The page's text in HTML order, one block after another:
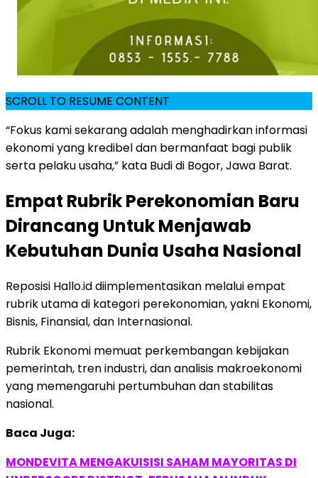
SCROLL TO RESUME CONTENT
“Fokus kami sekarang adalah menghadirkan informasi
ekonomi yang kredibel dan bermanfaat bagi publik
serta pelaku usaha,” kata Budi di Bogor, Jawa Barat.
Empat Rubrik Perekonomian Baru
Dirancang Untuk Menjawab
Kebutuhan Dunia Usaha Nasional
Reposisi Hallo.id diimplementasikan melalui empat
rubrik utama di kategori perekonomian, yakni Ekonomi,
Bisnis, Finansial, dan Internasional.
Rubrik Ekonomi memuat perkembangan kebijakan
pemerintah, tren industri, dan analisis makroekonomi
yang memengaruhi pertumbuhan dan stabilitas
nasional.
Baca Juga:
MONDEVITA MENGAKUISISI SAHAM MAYORITAS DI